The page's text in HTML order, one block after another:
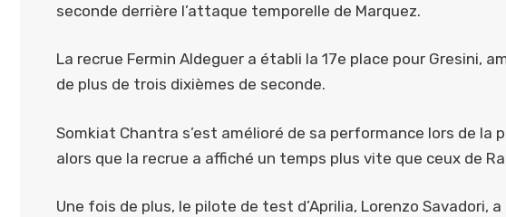
seconde derrière l’attaque temporelle de Marquez.
La recrue Fermin Aldeguer a établi la 17e place pour Gresini,
de plus de trois dixièmes de seconde.
Somkiat Chantra s’est amélioré de sa performance lors de la
alors que la recrue a affiché un temps plus vite que ceux de
Une fois de plus, le pilote de test d’Aprilia, Lorenzo Savadori,